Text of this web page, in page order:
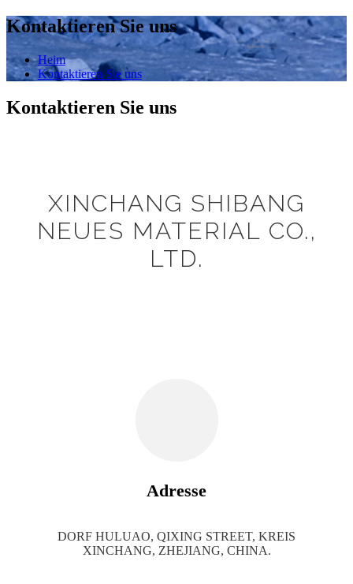
Kontaktieren Sie uns
Heim
Kontaktieren Sie uns
Kontaktieren Sie uns
XINCHANG SHIBANG
NEUES MATERIAL CO.,
LTD.
Adresse
DORF HULUAO, QIXING STREET, KREIS
XINCHANG, ZHEJIANG, CHINA.